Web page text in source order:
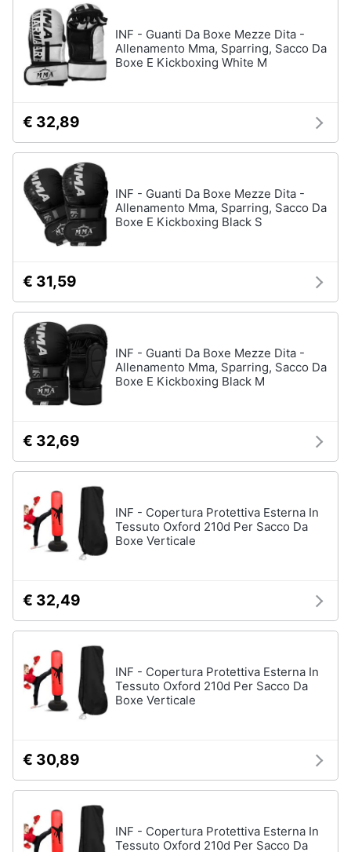
INF - Guanti Da Boxe Mezze Dita -
Allenamento Mma, Sparring, Sacco Da
Boxe E Kickboxing White M
€ 32,89
INF - Guanti Da Boxe Mezze Dita -
Allenamento Mma, Sparring, Sacco Da
Boxe E Kickboxing Black S
€ 31,59
INF - Guanti Da Boxe Mezze Dita -
Allenamento Mma, Sparring, Sacco Da
Boxe E Kickboxing Black M
€ 32,69
INF - Copertura Protettiva Esterna In
Tessuto Oxford 210d Per Sacco Da
Boxe Verticale
€ 32,49
INF - Copertura Protettiva Esterna In
Tessuto Oxford 210d Per Sacco Da
Boxe Verticale
€ 30,89
INF - Copertura Protettiva Esterna In
Tessuto Oxford 210d Per Sacco Da